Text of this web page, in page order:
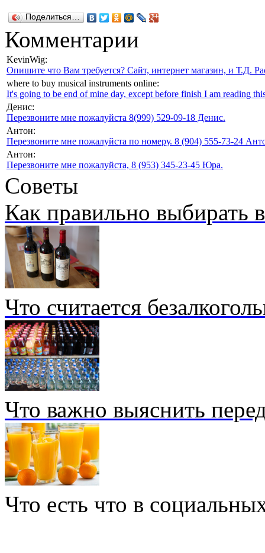
Поделиться…
Комментарии
KevinWig:
Опишите что Вам требуется? Сайт, интернет магазин, и Т.Д.
where to buy musical instruments online:
It's going to be end of mine day, except before finish I am reading
Денис:
Перезвоните мне пожалуйста 8(999) 529-09-18 Денис.
Антон:
Перезвоните мне пожалуйста по номеру. 8 (904) 555-73-24
Антон:
Перезвоните мне пожалуйста, 8 (953) 345-23-45 Юра.
Советы
Как правильно выбирать
Что считается
Что важно выяснить
Что есть что в